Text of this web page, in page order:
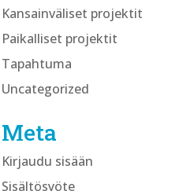
Kansainväliset projektit
Paikalliset projektit
Tapahtuma
Uncategorized
Meta
Kirjaudu sisään
Sisältösyöte